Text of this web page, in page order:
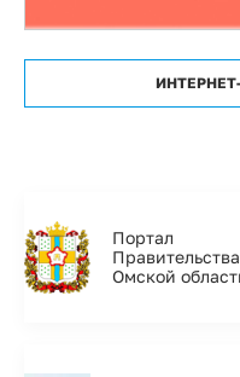
Портал
Правительства
Омской